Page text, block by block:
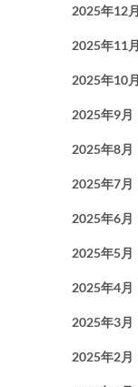
2025年12月
2025年11月
2025年10月
2025年9月
2025年8月
2025年7月
2025年6月
2025年5月
2025年4月
2025年3月
2025年2月